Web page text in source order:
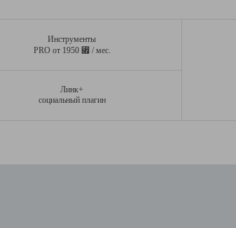
Инструменты
PRO от 1950 ⃏ / мес.
Линк+
социальный плагин